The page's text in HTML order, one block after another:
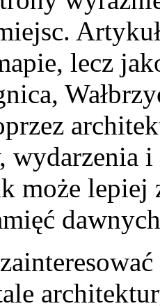
lecz
wydarzenia
może lepiej